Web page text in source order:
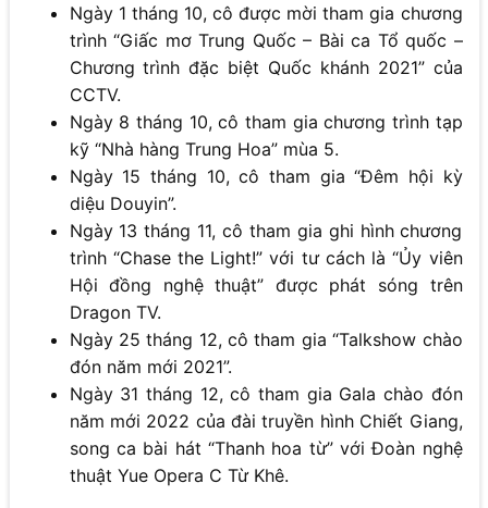
Ngày 1 tháng 10, cô được mời tham gia chương
trình “Giấc mơ Trung Quốc – Bài ca Tổ quốc –
Chương trình đặc biệt Quốc khánh 2021” của
CCTV.
Ngày 8 tháng 10, cô tham gia chương trình tạp
kỹ “Nhà hàng Trung Hoa” mùa 5.
Ngày 15 tháng 10, cô tham gia “Đêm hội kỳ
diệu Douyin”.
Ngày 13 tháng 11, cô tham gia ghi hình chương
trình “Chase the Light!” với tư cách là “Ủy viên
Hội đồng nghệ thuật” được phát sóng trên
Dragon TV.
Ngày 25 tháng 12, cô tham gia “Talkshow chào
đón năm mới 2021”.
Ngày 31 tháng 12, cô tham gia Gala chào đón
năm mới 2022 của đài truyền hình Chiết Giang,
song ca bài hát “Thanh hoa từ” với Đoàn nghệ
thuật Yue Opera C Từ Khê.